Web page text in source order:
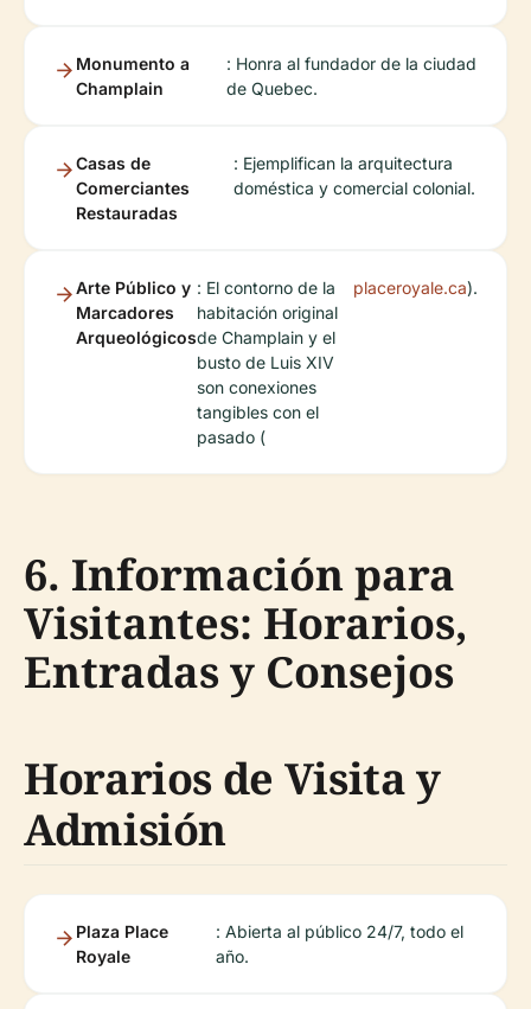
Monumento a
Champlain
: Honra al fundador de la ciudad
de Quebec.
Casas de
Comerciantes
Restauradas
: Ejemplifican la arquitectura
doméstica y comercial colonial.
Arte Público y
Marcadores
Arqueológicos
: El contorno de la
habitación original
de Champlain y el
busto de Luis XIV
son conexiones
tangibles con el
pasado (
placeroyale.ca).
6. Información para
Visitantes: Horarios,
Entradas y Consejos
Horarios de Visita y
Admisión
Plaza Place
Royale
: Abierta al público 24/7, todo el
año.